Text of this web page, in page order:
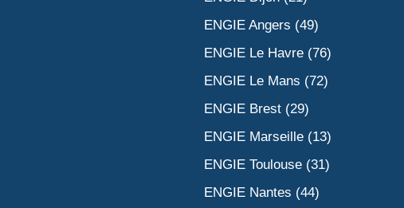
ENGIE Angers (49)
ENGIE Le Havre (76)
ENGIE Le Mans (72)
ENGIE Brest (29)
ENGIE Marseille (13)
ENGIE Toulouse (31)
ENGIE Nantes (44)